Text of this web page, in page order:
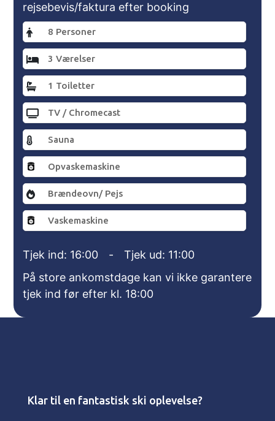
rejsebevis/faktura efter booking
8 Personer
3 Værelser
1 Toiletter
TV / Chromecast
Sauna
Opvaskemaskine
Brændeovn/ Pejs
Vaskemaskine
Tjek ind: 16:00 -
Tjek ud: 11:00
På store ankomstdage kan vi ikke garantere
tjek ind før efter kl. 18:00
Klar til en fantastisk ski oplevelse?